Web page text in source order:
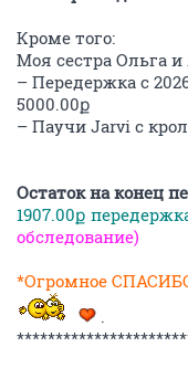
Кроме того:
Моя сестра Ольга и
– Передержка с
5000.00ք
– Паучи Jarvi с
Остаток на конец
1907.00ք
обследование)
*Огромное
.